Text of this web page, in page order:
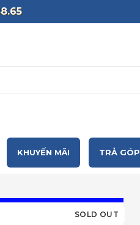
KHUYẾN MÃI TRẢ GÓP
SOLD OUT